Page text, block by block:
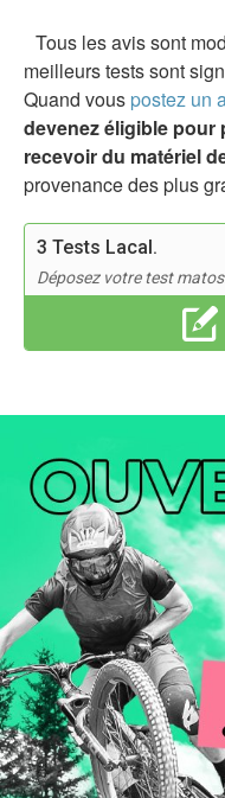
Tous les avis sont
meilleurs tests sont
Quand vous postez un
devenez éligible pour
recevoir du matériel
provenance des plus
3 Tests Lacal.
Déposez votre test